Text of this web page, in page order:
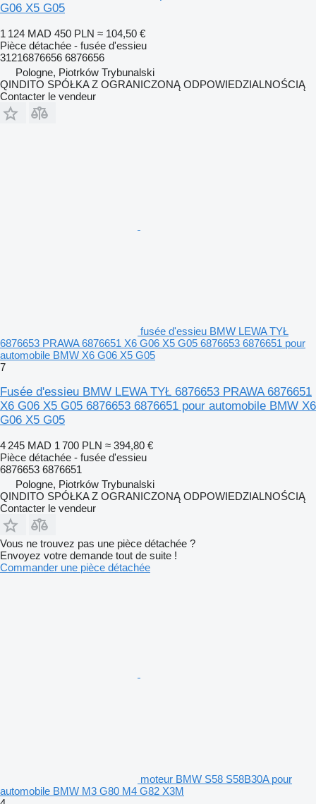
G06 X5 G05
1 124 MAD 450 PLN ≈ 104,50 €
Pièce détachée - fusée d'essieu
31216876656 6876656
Pologne, Piotrków Trybunalski
QINDITO SPÓŁKA Z OGRANICZONĄ ODPOWIEDZIALNOŚCIĄ
Contacter le vendeur
fusée d'essieu BMW LEWA TYŁ
6876653 PRAWA 6876651 X6 G06 X5 G05 6876653 6876651 pour
automobile BMW X6 G06 X5 G05
7
Fusée d'essieu BMW LEWA TYŁ 6876653 PRAWA 6876651
X6 G06 X5 G05 6876653 6876651 pour automobile BMW X6
G06 X5 G05
4 245 MAD 1 700 PLN ≈ 394,80 €
Pièce détachée - fusée d'essieu
6876653 6876651
Pologne, Piotrków Trybunalski
QINDITO SPÓŁKA Z OGRANICZONĄ ODPOWIEDZIALNOŚCIĄ
Contacter le vendeur
Vous ne trouvez pas une pièce détachée ?
Envoyez votre demande tout de suite !
Commander une pièce détachée
moteur BMW S58 S58B30A pour
automobile BMW M3 G80 M4 G82 X3M